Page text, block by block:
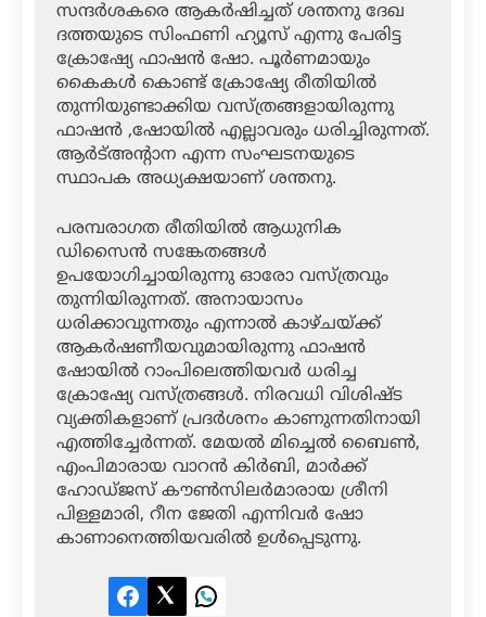
സന്ദര്‍ശകരെ ആകര്‍ഷിച്ചത് ശന്തനു ദേഖ
ദത്തയുടെ സിംഫണി ഹ്യൂസ് എന്നു പേരിട്ട
ക്രോഷ്യേ ഫാഷന്‍ ഷോ. പൂര്‍ണമായും
കൈകള്‍ കൊണ്ട് ക്രോഷ്യേ രീതിയില്‍
തുന്നിയുണ്ടാക്കിയ വസ്ത്രങ്ങളായിരുന്നു
ഫാഷന്‍ ,ഷോയില്‍ എല്ലാവരും ധരിച്ചിരുന്നത്.
ആര്‍ട്അന്റാന എന്ന സംഘടനയുടെ
സ്ഥാപക അധ്യക്ഷയാണ് ശന്തനു.
പരമ്പരാഗത രീതിയില്‍ ആധുനിക
ഡിസൈന്‍ സങ്കേതങ്ങള്‍
ഉപയോഗിച്ചായിരുന്നു ഓരോ വസ്ത്രവും
തുന്നിയിരുന്നത്. അനായാസം
ധരിക്കാവുന്നതും എന്നാല്‍ കാഴ്ചയ്ക്ക്
ആകര്‍ഷണീയവുമായിരുന്നു ഫാഷന്‍
ഷോയില്‍ റാംപിലെത്തിയവര്‍ ധരിച്ച
ക്രോഷ്യേ വസ്ത്രങ്ങള്‍. നിരവധി വിശിഷ്ട
വ്യക്തികളാണ് പ്രദര്‍ശനം കാണുന്നതിനായി
എത്തിച്ചേര്‍ന്നത്. മേയല്‍ മിച്ചെല്‍ ബൈണ്‍,
എംപിമാരായ വാറന്‍ കിര്‍ബി, മാര്‍ക്ക്
ഹോഡ്ജസ് കൗണ്‍സിലര്‍മാരായ ശ്രീനി
പിള്ളമാരി, റീന ജേതി എന്നിവര്‍ ഷോ
കാണാനെത്തിയവരില്‍ ഉള്‍പ്പെടുന്നു.
Facebook
TwitterLinkedIn